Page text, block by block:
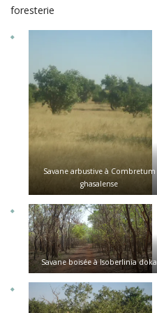
foresterie
Savane arbustive à Combretum
ghasalense
Savane boisée à Isoberlinia doka